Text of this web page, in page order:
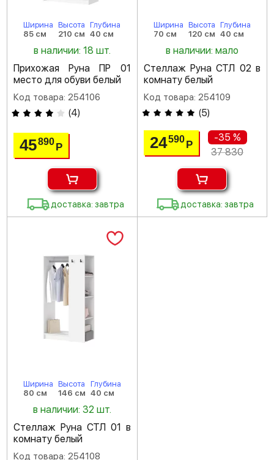
Ширина
85 см
Высота
210 см
Глубина
40 см
в наличии: 18 шт.
Прихожая Руна ПР 01
место для обуви белый
Код товара: 254106
(4)
45890 Р
доставка: завтра
Ширина
70 см
Высота
120 см
Глубина
40 см
в наличии: мало
Стеллаж Руна СТЛ 02 в
комнату белый
Код товара: 254109
(5)
24590 Р
-35 %
37 830
доставка: завтра
Ширина
80 см
Высота
146 см
Глубина
40 см
в наличии: 32 шт.
Стеллаж Руна СТЛ 01 в
комнату белый
Код товара: 254108